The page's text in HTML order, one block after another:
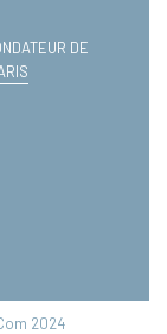
DE
2024